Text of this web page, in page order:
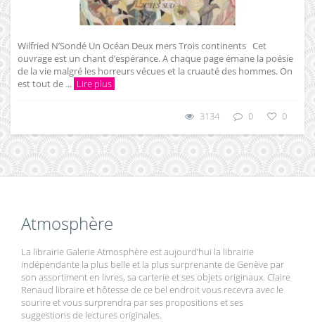
Wilfried N’Sondé Un Océan Deux mers Trois continents Cet
ouvrage est un chant d’espérance. A chaque page émane la poésie
de la vie malgré les horreurs vécues et la cruauté des hommes. On
est tout de ... Lire plus
3134 0 0
Atmosphère
La librairie Galerie Atmosphère est aujourd’hui la librairie
indépendante la plus belle et la plus surprenante de Genève par
son assortiment en livres, sa carterie et ses objets originaux. Claire
Renaud libraire et hôtesse de ce bel endroit vous recevra avec le
sourire et vous surprendra par ses propositions et ses
suggestions de lectures originales.